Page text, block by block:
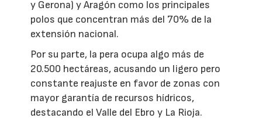
y Gerona) y Aragón como los principales
polos que concentran más del 70% de la
extensión nacional.
Por su parte, la pera ocupa algo más de
20.500 hectáreas, acusando un ligero pero
constante reajuste en favor de zonas con
mayor garantía de recursos hídricos,
destacando el Valle del Ebro y La Rioja.